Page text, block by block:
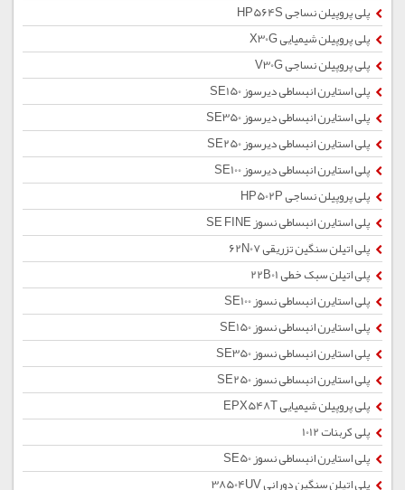
پلی پروپیلن نساجی HP564S
پلی پروپیلن شیمیایی X30G
پلی پروپیلن نساجی V30G
پلی استایرن انبساطی دیرسوز SE150
پلی استایرن انبساطی دیرسوز SE350
پلی استایرن انبساطی دیرسوز SE250
پلی استایرن انبساطی دیرسوز SE100
پلی پروپیلن نساجی HP502P
پلی استایرن انبساطی نسوز SE FINE
پلی اتیلن سنگین تزریقی 62N07
پلی اتیلن سبک خطی 22B01
پلی استایرن انبساطی نسوز SE100
پلی استایرن انبساطی نسوز SE150
پلی استایرن انبساطی نسوز SE350
پلی استایرن انبساطی نسوز SE250
پلی پروپیلن شیمیایی EPX548T
پلی کربنات 1012
پلی استایرن انبساطی نسوز SE50
پلی اتیلن سنگین دورانی 38504UV